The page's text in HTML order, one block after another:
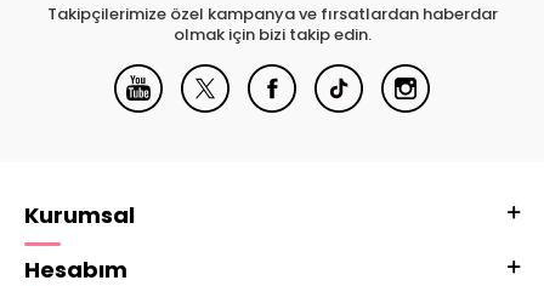
Takipçilerimize özel kampanya ve fırsatlardan haberdar
olmak için bizi takip edin.
Kurumsal
Hesabım